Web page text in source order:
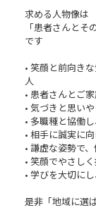
求める人物像は
「患者さんとそ
です
• 笑顔と前向き
人
• 患者さんとご
• 気づきと思い
• 多職種と協働
• 相手に誠実に
• 謙虚な姿勢で
• 笑顔でやさし
• 学びを大切に
是非「地域に選